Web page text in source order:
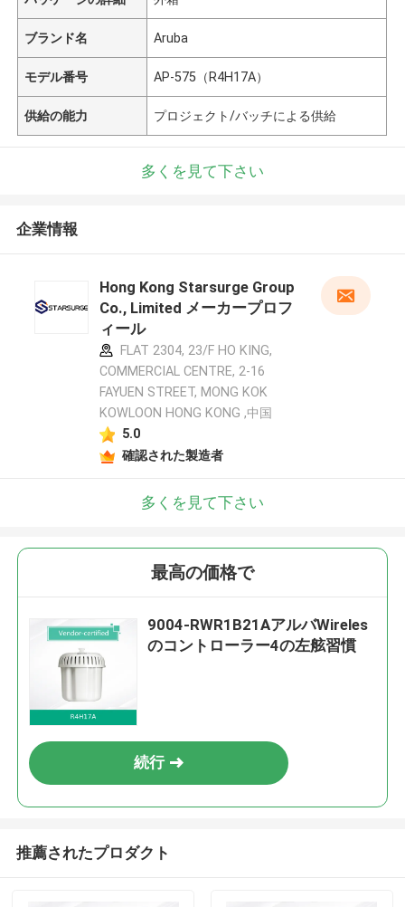
ブランド名 Aruba
モデル番号 AP-575（R4H17A）
供給の能力 プロジェクト/バッチによる供給
多くを見て下さい
企業情報
Hong Kong Starsurge Group
Co., Limited メーカープロフ
ィール
FLAT 2304, 23/F HO KING,
COMMERCIAL CENTRE, 2-16
FAYUEN STREET, MONG KOK
KOWLOON HONG KONG ,中国
5.0
確認された製造者
多くを見て下さい
最高の価格で
9004-RWR1B21AアルバWireles
のコントローラー4の左舷習慣
続行
推薦されたプロダクト